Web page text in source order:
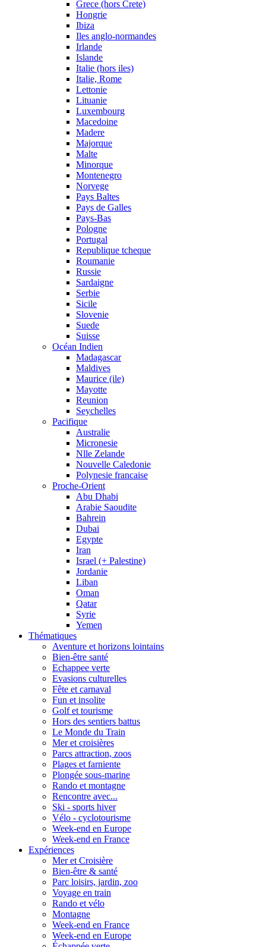
Grece (hors Crete)
Hongrie
Ibiza
Iles anglo-normandes
Irlande
Islande
Italie (hors iles)
Italie, Rome
Lettonie
Lituanie
Luxembourg
Macedoine
Madere
Majorque
Malte
Minorque
Montenegro
Norvege
Pays Baltes
Pays de Galles
Pays-Bas
Pologne
Portugal
Republique tcheque
Roumanie
Russie
Sardaigne
Serbie
Sicile
Slovenie
Suede
Suisse
Océan Indien
Madagascar
Maldives
Maurice (ile)
Mayotte
Reunion
Seychelles
Pacifique
Australie
Micronesie
Nlle Zelande
Nouvelle Caledonie
Polynesie francaise
Proche-Orient
Abu Dhabi
Arabie Saoudite
Bahrein
Dubai
Egypte
Iran
Israel (+ Palestine)
Jordanie
Liban
Oman
Qatar
Syrie
Yemen
Thématiques
Aventure et horizons lointains
Bien-être santé
Echappee verte
Evasions culturelles
Fête et carnaval
Fun et insolite
Golf et tourisme
Hors des sentiers battus
Le Monde du Train
Mer et croisières
Parcs attraction, zoos
Plages et farniente
Plongée sous-marine
Rando et montagne
Rencontre avec...
Ski - sports hiver
Vélo - cyclotourisme
Week-end en Europe
Week-end en France
Expériences
Mer et Croisière
Bien-être & santé
Parc loisirs, jardin, zoo
Voyage en train
Rando et vélo
Montagne
Week-end en France
Week-end en Europe